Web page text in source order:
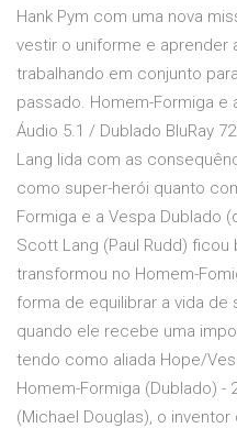
Hank Pym com uma nova
vestir o uniforme e aprender
trabalhando em conjunto
passado. Homem-Formiga e
Áudio 5.1 / Dublado BluRay
Lang lida com as
como super-herói quanto
Formiga e a Vespa Dublado
Scott Lang (Paul Rudd)
transformou no Homem-
forma de equilibrar a vida de
quando ele recebe uma
tendo como aliada Hope/
Homem-Formiga (Dublado) -
(Michael Douglas), o